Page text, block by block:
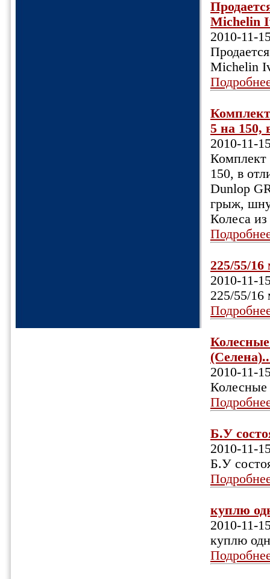
Michelin
2010-11-
Michelin
5 на 150,
2010-11-
Комплект
150, в
Dunlop
грыж,
Колеса
225/55/
2010-11-
225/55/16
2010-11-
Колесные
Б.У
2010-11-
Б.У
куплю
2010-11-
куплю